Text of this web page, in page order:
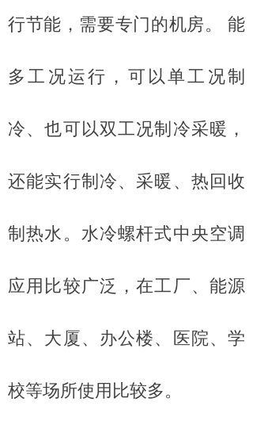
行节能，需要专门的机房。 能
多工况运行，可以单工况制
冷、也可以双工况制冷采暖，
还能实行制冷、采暖、热回收
制热水。水冷螺杆式中央空调
应用比较广泛，在工厂、能源
站、大厦、办公楼、医院、学
校等场所使用比较多。